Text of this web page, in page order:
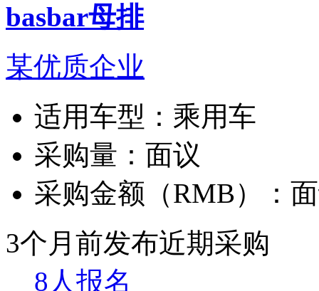
basbar母排
某优质企业
适用车型： 乘用车
采购量： 面议
采购金额（RMB）：
3个月前发布近期采购
8人报名